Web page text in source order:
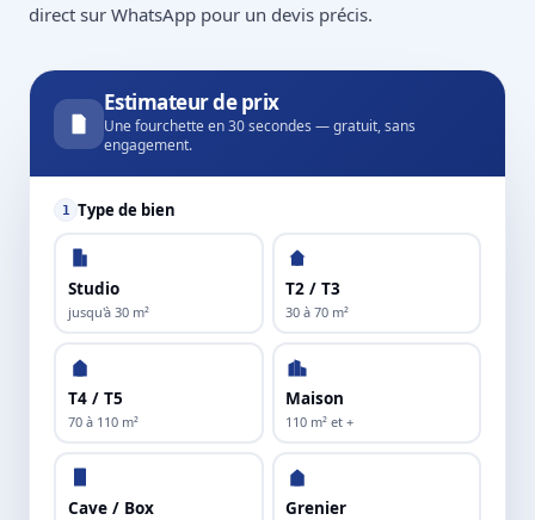
direct sur WhatsApp pour un devis précis.
Estimateur de prix
Une fourchette en 30 secondes — gratuit, sans
engagement.
1 Type de bien
Studio
jusqu'à 30 m²
T2 / T3
30 à 70 m²
T4 / T5
70 à 110 m²
Maison
110 m² et +
Cave / Box Grenier